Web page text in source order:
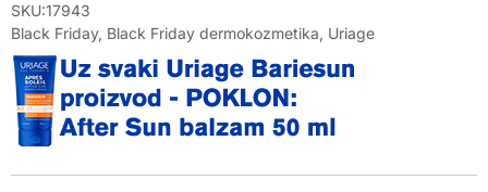
SKU:17943
Black Friday, Black Friday dermokozmetika, Uriage